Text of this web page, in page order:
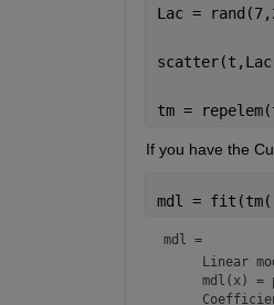
Lac =
tm =
If you have the
mdl =
mdl =
Linear
mdl(x) =